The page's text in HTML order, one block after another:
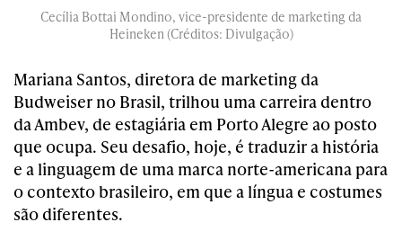
Cecília Bottai Mondino, vice-presidente de marketing da
Heineken (Créditos: Divulgação)
Mariana Santos, diretora de marketing da
Budweiser no Brasil, trilhou uma carreira dentro
da Ambev, de estagiária em Porto Alegre ao posto
que ocupa. Seu desafio, hoje, é traduzir a história
e a linguagem de uma marca norte-americana para
o contexto brasileiro, em que a língua e costumes
são diferentes.